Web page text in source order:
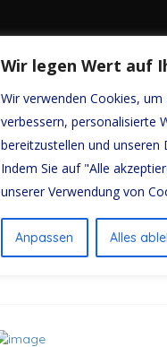
Wir legen Wert auf
Wir verwenden Cookies,
verbessern, personalisierte
bereitzustellen und unseren
Indem Sie auf "Alle
unserer Verwendung von
Anpassen Alles